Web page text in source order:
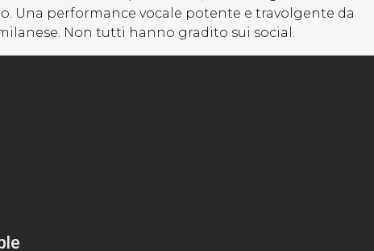
Una performance vocale potente e travolgente da
Non tutti hanno gradito sui social.